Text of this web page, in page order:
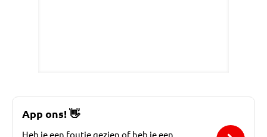
App ons!👋
Heb je een foutje gezien of heb je een